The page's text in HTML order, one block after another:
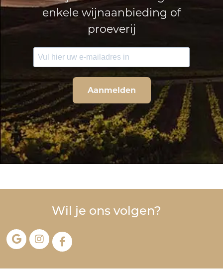
enkele wijnaanbieding of
proeverij
Aanmelden
Wil je ons volgen?